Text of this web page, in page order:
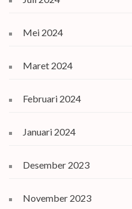
Mei 2024
Maret 2024
Februari 2024
Januari 2024
Desember 2023
November 2023